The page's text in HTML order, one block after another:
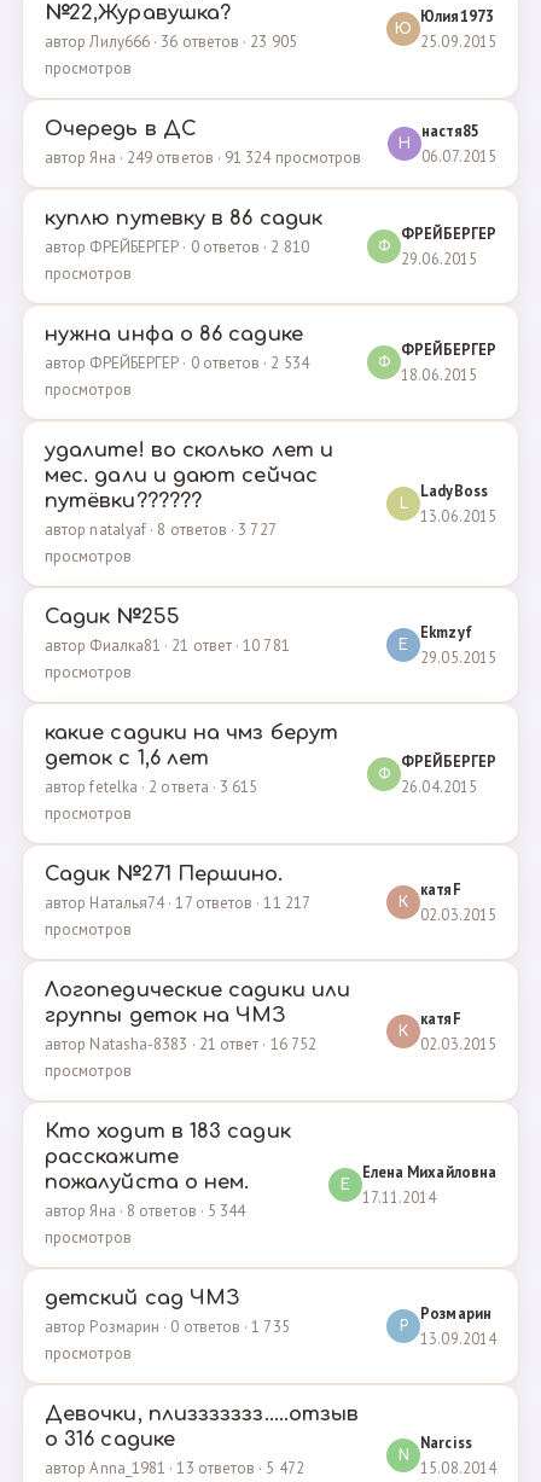
№22,Журавушка?
автор Лилу666 · 36 ответов · 23 905
просмотров
Ю
Юлия1973
25.09.2015
Очередь в ДС
автор Яна · 249 ответов · 91 324 просмотров
Н
настя85
06.07.2015
куплю путевку в 86 садик
автор ФРЕЙБЕРГЕР · 0 ответов · 2 810
просмотров
Ф
ФРЕЙБЕРГЕР
29.06.2015
нужна инфа о 86 садике
автор ФРЕЙБЕРГЕР · 0 ответов · 2 534
просмотров
Ф
ФРЕЙБЕРГЕР
18.06.2015
удалите! во сколько лет и
мес. дали и дают сейчас
путёвки??????
автор natalyaf · 8 ответов · 3 727
просмотров
L
LadyBoss
13.06.2015
Садик №255
автор Фиалка81 · 21 ответ · 10 781
просмотров
E
Ekmzyf
29.05.2015
какие садики на чмз берут
деток с 1,6 лет
автор fetelka · 2 ответа · 3 615
просмотров
Ф
ФРЕЙБЕРГЕР
26.04.2015
Садик №271 Першино.
автор Наталья74 · 17 ответов · 11 217
просмотров
К
катяF
02.03.2015
Логопедические садики или
группы деток на ЧМЗ
автор Natasha-8383 · 21 ответ · 16 752
просмотров
К
катяF
02.03.2015
Кто ходит в 183 садик
расскажите
пожалуйста о нем.
автор Яна · 8 ответов · 5 344
просмотров
Е
Елена Михайловна
17.11.2014
детский сад ЧМЗ
автор Розмарин · 0 ответов · 1 735
просмотров
Р
Розмарин
13.09.2014
Девочки, плиззззззз.....отзыв
о 316 садике
автор Anna_1981 · 13 ответов · 5 472
N
Narciss
15.08.2014